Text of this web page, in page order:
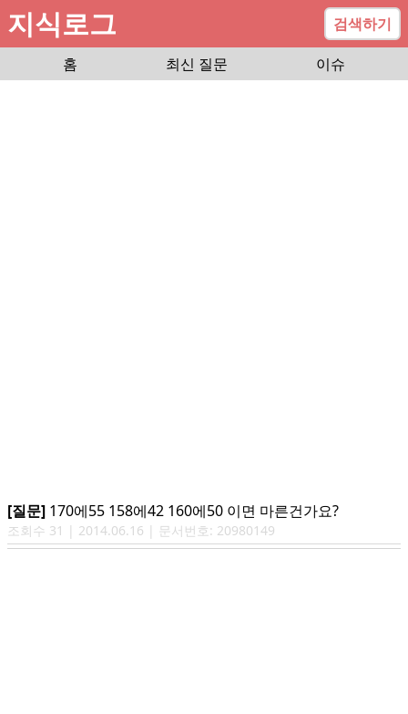
지식로그
검색하기
홈
최신 질문 이슈
[질문] 170에55 158에42 160에50 이면 마른건가요?
조회수 31 | 2014.06.16 | 문서번호: 20980149